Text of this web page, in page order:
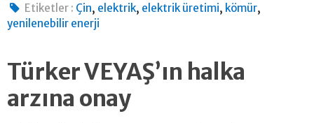
Etiketler : Çin, elektrik, elektrik üretimi, kömür,
yenilenebilir enerji
Türker VEYAŞ’ın halka
arzına onay